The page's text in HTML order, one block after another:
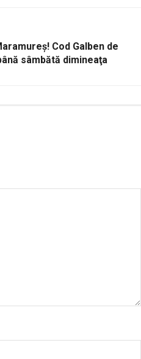
Cod Galben de
sâmbătă dimineaţa